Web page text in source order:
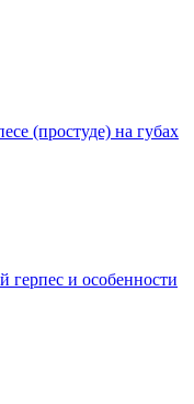
(простуде) на губах
герпес и особенности